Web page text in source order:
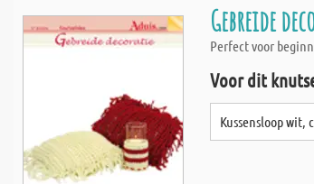
Gebreide
Perfect voor
Voor dit
Kussensloop wit,